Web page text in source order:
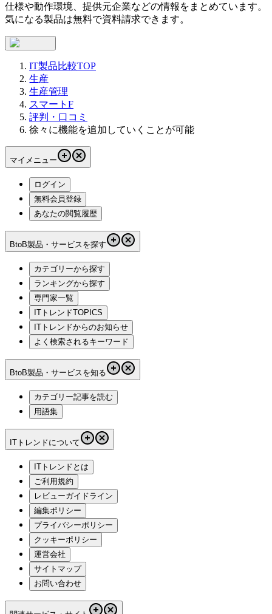
仕様や動作環境、提供元企業などの情報をまとめています。
気になる製品は無料で資料請求できます。
IT製品比較TOP
生産
生産管理
スマートF
評判・口コミ
徐々に機能を追加していくことが可能
マイメニュー
ログイン
無料会員登録
あなたの閲覧履歴
BtoB製品・サービスを探す
カテゴリーから探す
ランキングから探す
専門家一覧
ITトレンドTOPICS
ITトレンドからのお知らせ
よく検索されるキーワード
BtoB製品・サービスを知る
カテゴリー記事を読む
用語集
ITトレンドについて
ITトレンドとは
ご利用規約
レビューガイドライン
編集ポリシー
プライバシーポリシー
クッキーポリシー
運営会社
サイトマップ
お問い合わせ